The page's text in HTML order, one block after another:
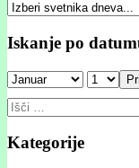
Iskanje po
Išči:
Kategorije